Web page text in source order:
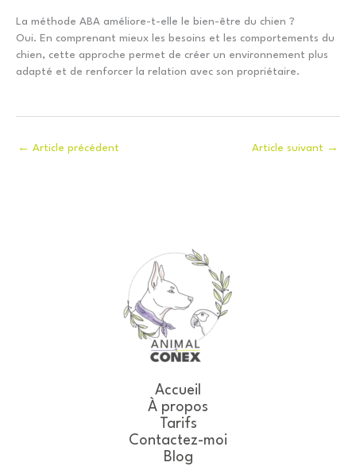
La méthode ABA améliore-t-elle le bien-être du chien ?
Oui. En comprenant mieux les besoins et les comportements du
chien, cette approche permet de créer un environnement plus
adapté et de renforcer la relation avec son propriétaire.
← Article précédent Article suivant →
Accueil
À propos
Tarifs
Contactez-moi
Blog